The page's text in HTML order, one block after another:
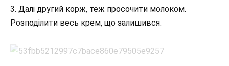
3. Далі другий корж, теж просочити молоком.
Розподілити весь крем, що залишився.